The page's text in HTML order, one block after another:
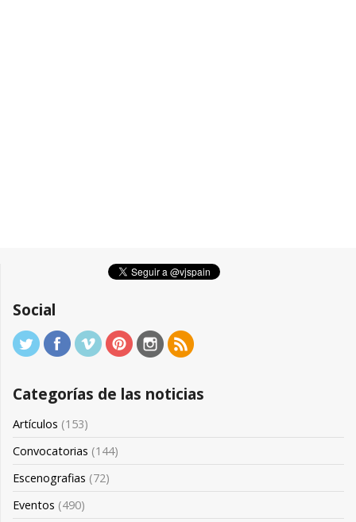
Social
Categorías de las noticias
Artículos (153)
Convocatorias (144)
Escenografias (72)
Eventos (490)